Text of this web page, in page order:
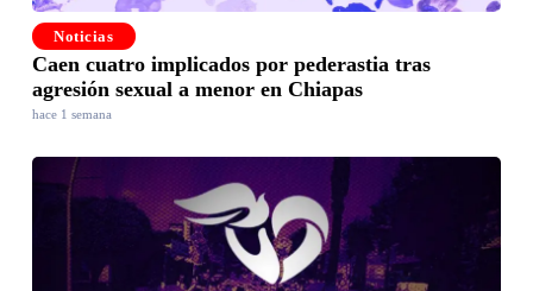
Noticias
Caen cuatro implicados por pederastia tras
agresión sexual a menor en Chiapas
hace 1 semana